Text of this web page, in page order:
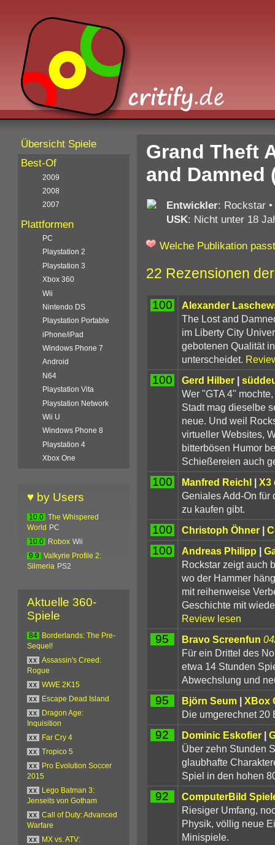
Grand Theft
and Damned
Entwickler: Rockstar•
USK: Nicht unter 18
Welche Publikation
22 Rezensionen
100
Alexander
The Lost and
im Liberty City
gebotenen Qualität
unterscheidet.
100 Gerd Hilber|
Wer "GTA 4"
Stadt mag dieselbe
neue. Und weil
virtueller Websites,
bitterbösen Humor
Schießereien auch
100 Manfred Reichl| X3
Geniales Add-On für
zu kaufen gibt.
100 Christoph Öhner|
100 Andreas Philipp |
Rockstar zeigt auch
wo der Hammer
mit reihenweise
Geschichte mit
Review lesen
95 Bravo Screenfun
Für ein Drittel des
etwa 14 Stunden
Abwechslung und
95 Björn Seum| XBox
Die umgerechnet 20
92 Dominic Eskofier|
Über zehn Stunden
glaubhafte
Spiel in den hohen
92
ComputerBild
Riesiger Umfang,
Physik, völlig neue
Minispiele.
Übersicht Spiele
Best-Of
2009
2008
2007
Plattformen
PC
Playstation 2
Playstation 3
Xbox 360
Wii
Nintendo DS
Playstation Portable
iPhone/iPad
Windows Phone 7
Android
N64
Playstation Vita
Playstation Network
Wii U
Windows Phone 8
Playstation 4
Xbox One
♥ by Users
10.0
The Whispered
World
PC
10.0
Robox Wii
9.9
Valkyrie Profile 2:
Silmeria PS2
Aktuelle 360-
Spiele
84
Borderlands: The Pre-
Sequel!
xx
Assassin's Creed:
Rogue
xx
WWE 2K15
xx
Escape Dead Island
xx
Dragon Age:
Inquisition
xx
Far Cry 4
xx
Tropico 5
xx
Pro Evolution Soccer
2015
xx
Lego Batman 3:
Jenseits von Gotham
xx
Call of Duty: Advanced
Warfare
xx
MX vs. ATV: